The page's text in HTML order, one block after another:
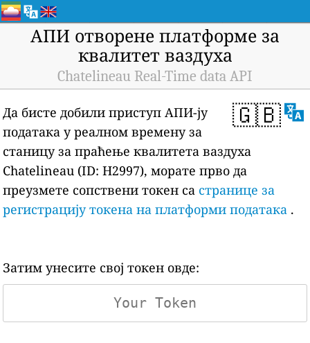
АПИ отворене платформе за
квалитет ваздуха
Chatelineau Real-Time data API
🇬🇧
Да бисте добили приступ АПИ-ју
података у реалном времену за
станицу за праћење квалитета ваздуха
Chatelineau (ID: H2997), морате прво да
преузмете сопствени токен са странице за
регистрацију токена на платформи података .
Затим унесите свој токен овде: